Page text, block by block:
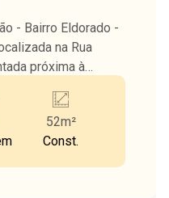
- Bairro Eldorado -
na Rua
próxima à
e praticidade em
da cidade.
52m²
Const.